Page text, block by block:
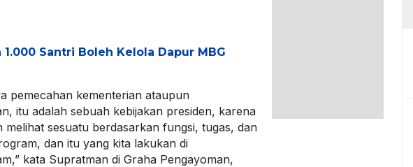
1.000 Santri Boleh Kelola Dapur MBG
pemecahan kementerian ataupun
itu adalah sebuah kebijakan presiden, karena
melihat sesuatu berdasarkan fungsi, tugas, dan
dan itu yang kita lakukan di
kata Supratman di Graha Pengayoman,